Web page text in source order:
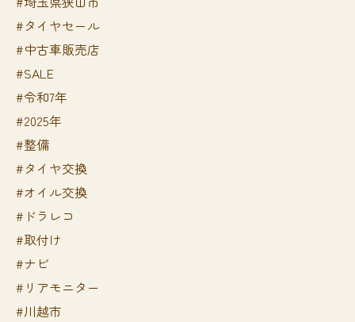
#タイヤセール
#中古車販売店
#SALE
#令和7年
#2025年
#整備
#タイヤ交換
#オイル交換
#ドラレコ
#取付け
#ナビ
#リアモニター
#川越市